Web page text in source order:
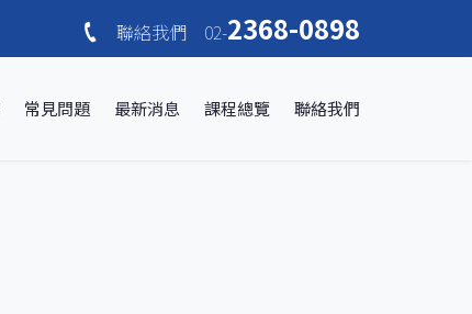
聯絡我們 02-2368-0898
常見問題 最新消息 課程總覽 聯絡我們